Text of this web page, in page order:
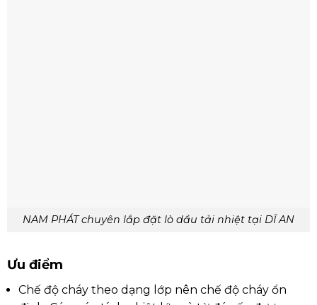
NAM PHÁT chuyên lắp đặt lò dầu tải nhiệt tại DĨ AN
Ưu điểm
Chế độ cháy theo dạng lớp nên chế độ cháy ổn